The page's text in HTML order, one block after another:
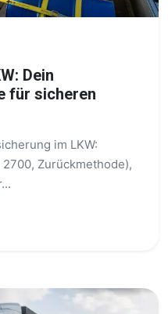
Dein
für sicheren
im LKW:
Zurückmethode),